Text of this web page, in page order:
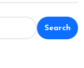
Search